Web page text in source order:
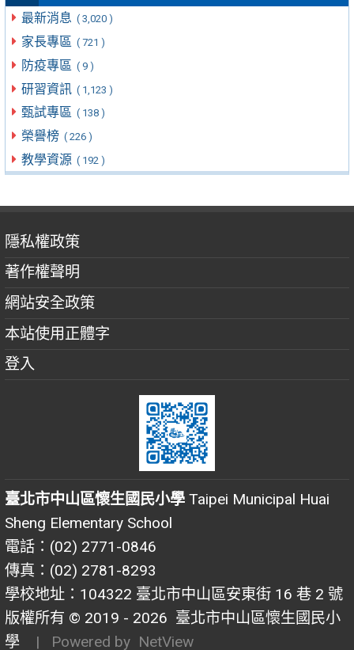
最新消息 ( 3,020 )
家長專區 ( 721 )
防疫專區 ( 9 )
研習資訊 ( 1,123 )
甄試專區 ( 138 )
榮譽榜 ( 226 )
教學資源 ( 192 )
隱私權政策
著作權聲明
網站安全政策
本站使用正體字
登入
臺北市中山區懷生國民小學 Taipei Municipal Huai
Sheng Elementary School
電話：(02) 2771-0846
傳真：(02) 2781-8293
學校地址：104322 臺北市中山區安東街 16 巷 2 號
版權所有 © 2019 - 2026 臺北市中山區懷生國民小
學
| Powered by NetView